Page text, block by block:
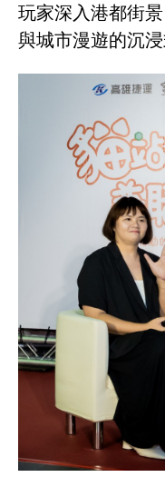
玩家深入港都街
與城市漫遊的沉浸